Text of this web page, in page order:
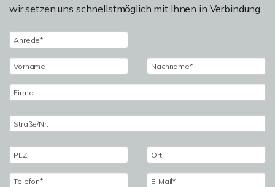
wir setzen uns schnellstmöglich mit Ihnen in Verbindung.